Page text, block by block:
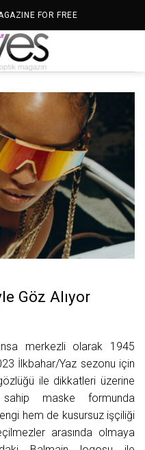
FOR FREE
Göz Alıyor
merkezli olarak 1945
İlkbahar/Yaz sezonu için
ile dikkatleri üzerine
maske formunda
hem de kusursuz işçiliği
arasında olmaya